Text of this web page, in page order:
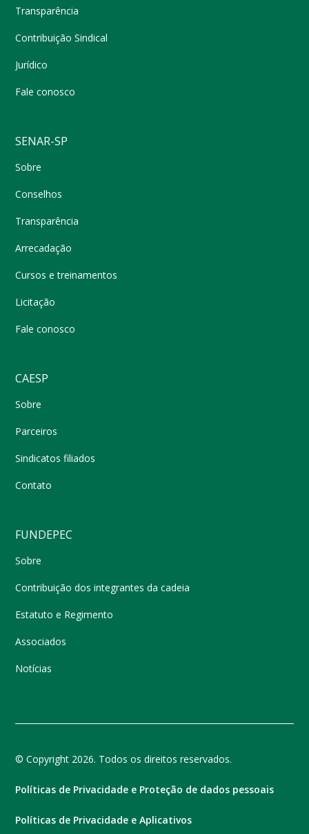
Transparência
Contribuição Sindical
Jurídico
Fale conosco
SENAR-SP
Sobre
Conselhos
Transparência
Arrecadação
Cursos e treinamentos
Licitação
Fale conosco
CAESP
Sobre
Parceiros
Sindicatos filiados
Contato
FUNDEPEC
Sobre
Contribuição dos integrantes da cadeia
Estatuto e Regimento
Associados
Notícias
© Copyright 2026. Todos os direitos reservados.
Políticas de Privacidade e Proteção de dados pessoais
Políticas de Privacidade e Aplicativos